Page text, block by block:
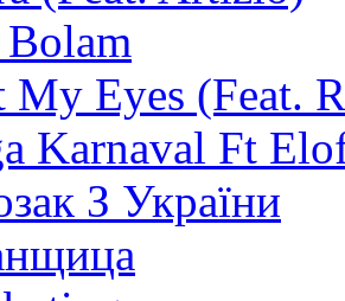
My Eyes (Feat.
Karnaval Ft
З України